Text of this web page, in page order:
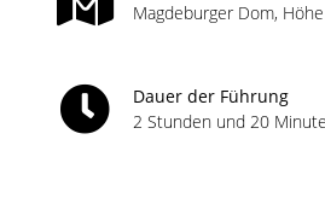
Magdeburger Dom,
Dauer der Führung
2 Stunden und 20